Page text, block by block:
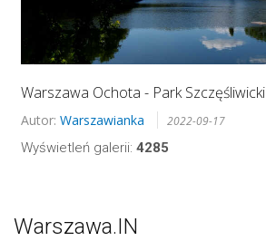
Warszawa Ochota - Park Szczęśliwicki
Autor: Warszawianka 2022-09-17
Wyświetleń galerii: 4285
Warszawa.IN